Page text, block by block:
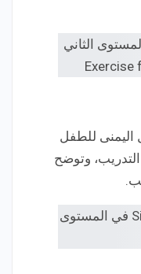
اليمنى للطفل
وتوضح